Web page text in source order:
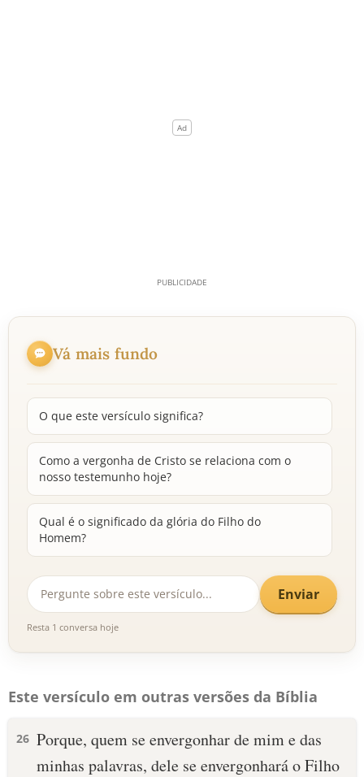
Vá mais fundo
O que este versículo significa?
Como a vergonha de Cristo se relaciona com o
nosso testemunho hoje?
Qual é o significado da glória do Filho do
Homem?
Enviar
Resta 1 conversa hoje
Este versículo em outras versões da Bíblia
26 Porque, quem se envergonhar de mim e das
minhas palavras, dele se envergonhará o Filho